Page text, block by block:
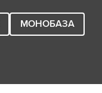
МОНОБАЗА